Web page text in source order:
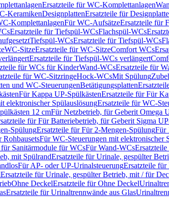
Ersatzteile für WC-Komplettanlagen
KeramikenDesignplattenErsatzteile für
KomplettanlagenFür WC-AufsätzeErsatzteile für
Ersatzteile für Tiefspül-WCsFlachspül-WCs
Tiefspül-WCsErsatzteile für Tiefspül-WCs
WC-SitzeErsatzteile für WC-SitzeComfort WCs
Ersatzteile für Tiefspül-WCs verlängert
für WCs für KinderWand-WCsErsatzteile für
für WC-SitzringeHock-WCsMit Spülung
und WC-SteuerungenBetätigungsplatten
Für Kappa UP-SpülkästenErsatzteile für Für
elektronischer SpülauslösungErsatzteile für WC-
12 cmFür Netzbetrieb, für Geberit Omega
für Für Batteriebetrieb, für Geberit Sigma
SpülungErsatzteile für Für 2-Mengen-SpülungFür
RohbausetsFür WC-Steuerungen mit elektronischer
Sanitärmodule für WCsFür Wand-WCs
mit SpülrandErsatzteile für Urinale, gespülter
Für AP- oder UP-UrinalsteuerungErsatzteile
Ersatzteile für Urinale, gespülter Betrieb, mit / für
Ohne DeckelErsatzteile für Ohne Deckel
Ersatzteile für Urinaltrennwände aus Glas